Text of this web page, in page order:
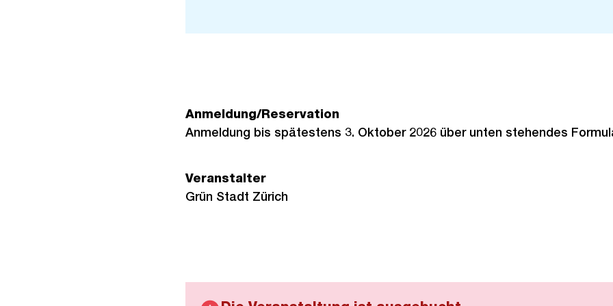
Anmeldung/Reservation
Anmeldung bis spätestens 3. Oktober 2026 über unten stehendes
Veranstalter
Grün Stadt Zürich